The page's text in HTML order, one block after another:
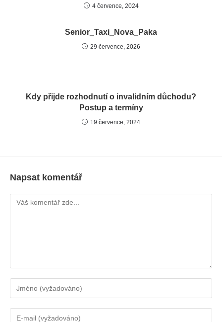
4 července, 2024
Senior_Taxi_Nova_Paka
29 července, 2026
Kdy přijde rozhodnutí o invalidním důchodu?
Postup a termíny
19 července, 2024
Napsat komentář